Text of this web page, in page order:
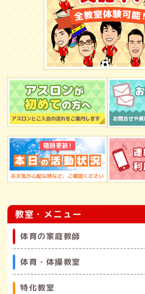
教室・メニュー
体育の家庭教師
体育・体操教室
特化教室